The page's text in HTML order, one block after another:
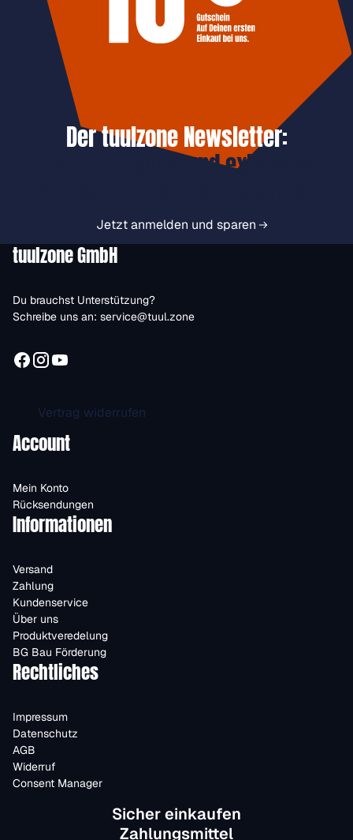
Der tuulzone Newsletter:
Jetzt anmelden und exklusive
Jetzt anmelden und sparen
tuulzone GmbH
Du brauchst Unterstützung?
Schreibe uns an: service@tuul.zone
Vertrag widerrufen
Account
Mein Konto
Rücksendungen
Informationen
Versand
Zahlung
Kundenservice
Über uns
Produktveredelung
BG Bau Förderung
Rechtliches
Impressum
Datenschutz
AGB
Widerruf
Consent Manager
Sicher einkaufen
Zahlungsmittel